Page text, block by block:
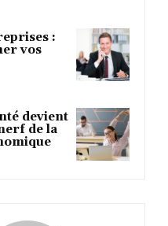
:
vos
devient
de la